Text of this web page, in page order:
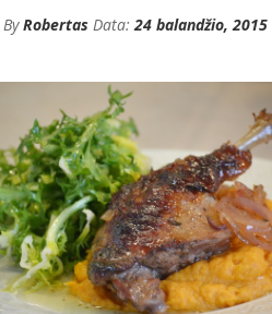
ByRobertas Data:24 balandžio, 2015